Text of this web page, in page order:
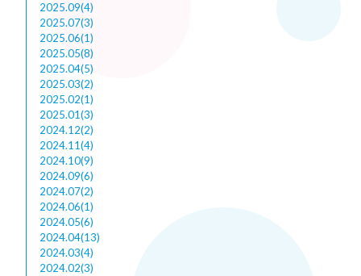
2025.09(4)
2025.07(3)
2025.06(1)
2025.05(8)
2025.04(5)
2025.03(2)
2025.02(1)
2025.01(3)
2024.12(2)
2024.11(4)
2024.10(9)
2024.09(6)
2024.07(2)
2024.06(1)
2024.05(6)
2024.04(13)
2024.03(4)
2024.02(3)